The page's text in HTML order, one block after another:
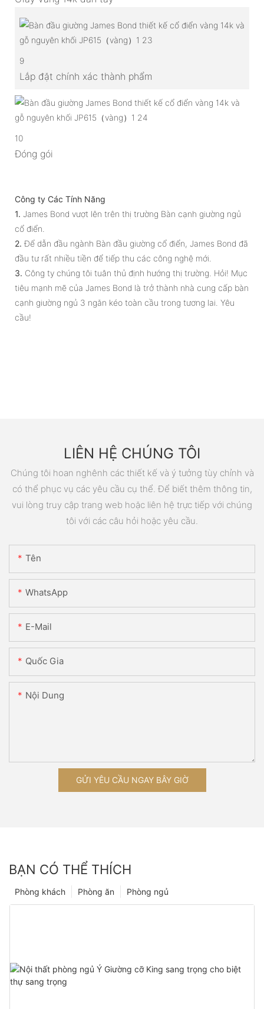
9
Lắp đặt chính xác thành phẩm
10
Đóng gói
Công ty Các Tính Năng
1. James Bond vượt lên trên thị trường Bàn cạnh giường ngủ
cổ điển.
2. Để dẫn đầu ngành Bàn đầu giường cổ điển, James Bond đã
đầu tư rất nhiều tiền để tiếp thu các công nghệ mới.
3. Công ty chúng tôi tuân thủ định hướng thị trường. Hỏi! Mục
tiêu mạnh mẽ của James Bond là trở thành nhà cung cấp bàn
cạnh giường ngủ 3 ngăn kéo toàn cầu trong tương lai. Yêu
cầu!
LIÊN HỆ CHÚNG TÔI
Chúng tôi hoan nghênh các thiết kế và ý tưởng tùy chỉnh và
có thể phục vụ các yêu cầu cụ thể. Để biết thêm thông tin,
vui lòng truy cập trang web hoặc liên hệ trực tiếp với chúng
tôi với các câu hỏi hoặc yêu cầu.
Tên
WhatsApp
E-Mail
Quốc Gia
Nội Dung
GỬI YÊU CẦU NGAY BÂY GIỜ
BẠN CÓ THỂ THÍCH
Phòng ngủ
Phòng ăn
Phòng khách